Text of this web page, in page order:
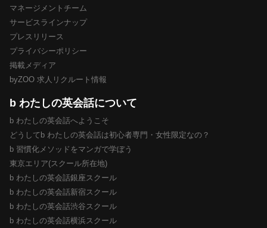
マネージメントチーム
サービスラインナップ
プレスリリース
プライバシーポリシー
掲載メディア
byZOO 求人リクルート情報
b わたしの英会話について
b わたしの英会話へようこそ
どうしてb わたしの英会話は初心者専門・女性限定なの？
b 習慣化メソッドをマンガで学ぼう
東京エリア(スクール所在地)
b わたしの英会話銀座スクール
b わたしの英会話新宿スクール
b わたしの英会話渋谷スクール
b わたしの英会話横浜スクール